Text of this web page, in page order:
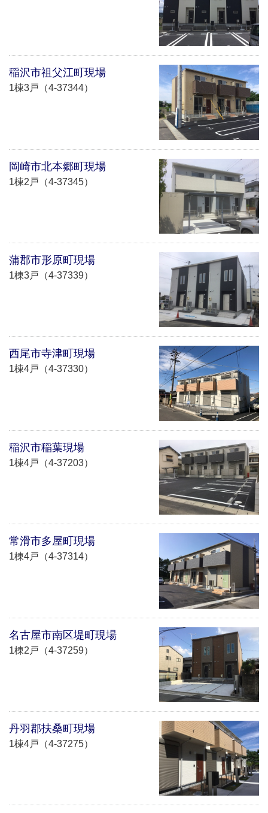
稲沢市祖父江町現場
1棟3戸（4-37344）
岡崎市北本郷町現場
1棟2戸（4-37345）
蒲郡市形原町現場
1棟3戸（4-37339）
西尾市寺津町現場
1棟4戸（4-37330）
稲沢市稲葉現場
1棟4戸（4-37203）
常滑市多屋町現場
1棟4戸（4-37314）
名古屋市南区堤町現場
1棟2戸（4-37259）
丹羽郡扶桑町現場
1棟4戸（4-37275）